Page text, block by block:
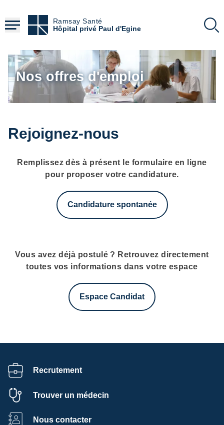
contenu
principal
Ramsay Santé
Hôpital privé Paul d'Egine
Nos offres d'emploi
Rejoignez-nous
Remplissez dès à présent le formulaire en ligne
pour proposer votre candidature.
Candidature spontanée
Vous avez déjà postulé ? Retrouvez directement
toutes vos informations dans votre espace
Espace Candidat
Recrutement
Trouver un médecin
Nous contacter